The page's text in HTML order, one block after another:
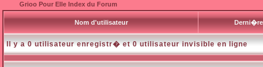
Grioo Pour Elle Index du Forum
Nom d'utilisateur
Il y a 0 utilisateur enregistr� et 0 utilisateur invisible en ligne